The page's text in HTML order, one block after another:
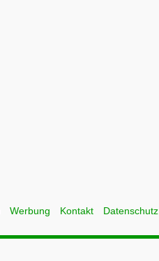
Werbung Kontakt Datenschutz